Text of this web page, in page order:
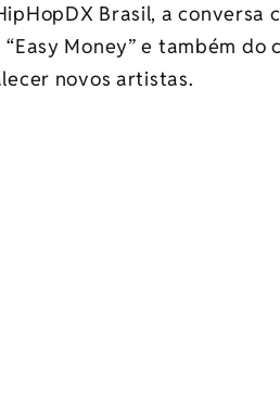
Brasil, a conversa
Money” e também do
novos artistas.